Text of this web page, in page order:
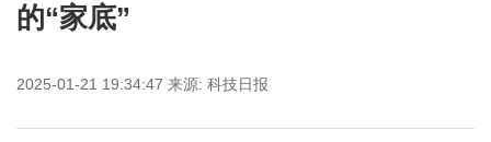
的“家底”
2025-01-21 19:34:47 来源: 科技日报